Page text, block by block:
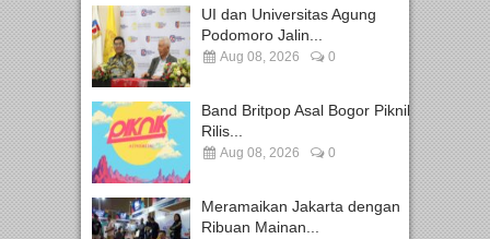
UI dan Universitas Agung
Podomoro Jalin...
Aug 08, 2026 0
Band Britpop Asal Bogor Piknik
Rilis...
Aug 08, 2026 0
Meramaikan Jakarta dengan
Ribuan Mainan...